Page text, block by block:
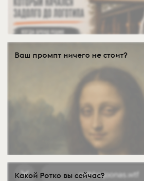
Ваш промпт ничего не стоит?
Какой Ротко вы сейчас?